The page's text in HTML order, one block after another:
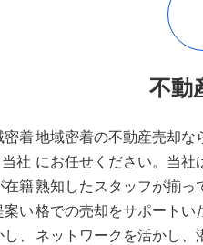
密着
社
在籍
案い
、
不動
地域密着の不動産売却な
にお任せください。当社
熟知したスタッフが揃っ
格での売却をサポートい
ネットワークを活かし、